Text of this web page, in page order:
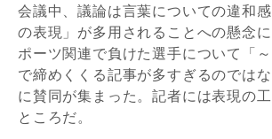
会議中、議論は言葉についての違和
の表現」が多用されることへの懸念
ポーツ関連で負けた選手について「～
で締めくくる記事が多すぎるのでは
に賛同が集まった。記者には表現の
ところだ。